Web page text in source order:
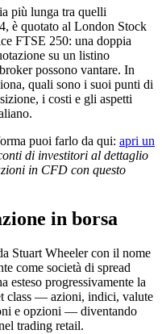
più lunga tra quelli
è quotato al London Stock
FTSE 250: una doppia
su un listino
possono vantare. In
quali sono i suoi punti di
i costi e gli aspetti
puoi farlo da qui: apri un
di investitori al dettaglio
in CFD con questo
in borsa
Stuart Wheeler con il nome
come società di spread
esteso progressivamente la
class — azioni, indici, valute
e opzioni — diventando
trading retail.